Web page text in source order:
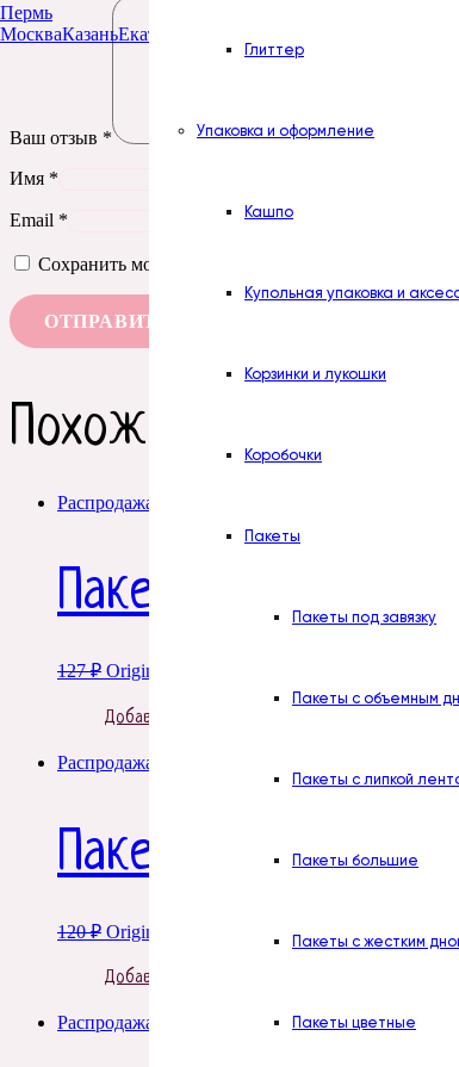
Глиттер
Упаковка и оформление
Кашпо
Купольная упаковка и
Корзинки и лукошки
Коробочки
Пакеты
Пакеты под завязку
Пакеты с объемным
Пакеты с липкой
Пакеты большие
Пакеты с жестким
Пакеты цветные
Пермь
МоскваКазаньЕкатеринбург
Ваш отзыв *
Имя *
Email *
Сохранить моё имя, email и адрес сайта в этом
Похожие товары
Распродажа!
Пакет «Весна»,
127₽ Original price was: 127 ₽.
Добавить в корзину
Распродажа!
Пакет «Кот на
120₽ Original price was: 120 ₽.
Добавить в корзину
Распродажа!